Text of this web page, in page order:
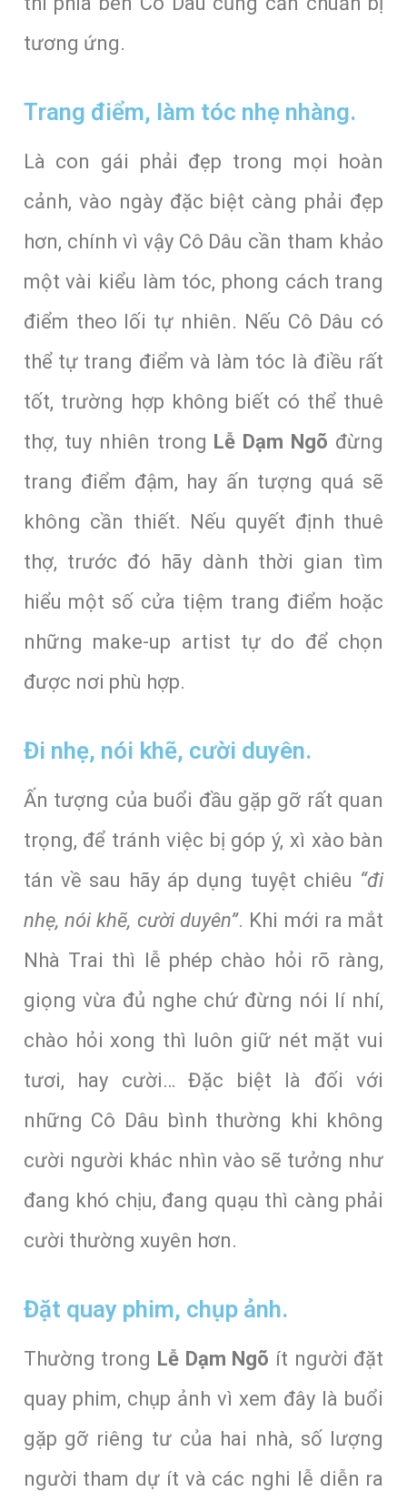
tương ứng.
Trang điểm, làm tóc nhẹ nhàng.
Là con gái phải đẹp trong mọi hoàn
cảnh, vào ngày đặc biệt càng phải đẹp
hơn, chính vì vậy Cô Dâu cần tham khảo
một vài kiểu làm tóc, phong cách trang
điểm theo lối tự nhiên. Nếu Cô Dâu có
thể tự trang điểm và làm tóc là điều rất
tốt, trường hợp không biết có thể thuê
thợ, tuy nhiên trong Lễ Dạm Ngõ đừng
trang điểm đậm, hay ấn tượng quá sẽ
không cần thiết. Nếu quyết định thuê
thợ, trước đó hãy dành thời gian tìm
hiểu một số cửa tiệm trang điểm hoặc
những make-up artist tự do để chọn
được nơi phù hợp.
Đi nhẹ, nói khẽ, cười duyên.
Ấn tượng của buổi đầu gặp gỡ rất quan
trọng, để tránh việc bị góp ý, xì xào bàn
tán về sau hãy áp dụng tuyệt chiêu “đi
nhẹ, nói khẽ, cười duyên”. Khi mới ra mắt
Nhà Trai thì lễ phép chào hỏi rõ ràng,
giọng vừa đủ nghe chứ đừng nói lí nhí,
chào hỏi xong thì luôn giữ nét mặt vui
tươi, hay cười… Đặc biệt là đối với
những Cô Dâu bình thường khi không
cười người khác nhìn vào sẽ tưởng như
đang khó chịu, đang quạu thì càng phải
cười thường xuyên hơn.
Đặt quay phim, chụp ảnh.
Thường trong Lễ Dạm Ngõ ít người đặt
quay phim, chụp ảnh vì xem đây là buổi
gặp gỡ riêng tư của hai nhà, số lượng
người tham dự ít và các nghi lễ diễn ra